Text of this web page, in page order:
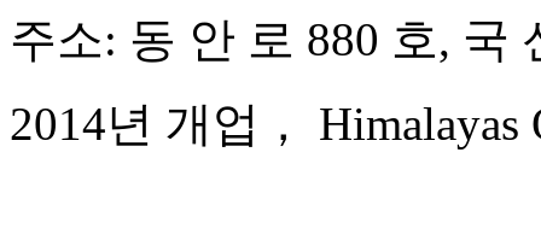
주소: 동 안 로 880 호, 국
2014년 개업， Himalayas